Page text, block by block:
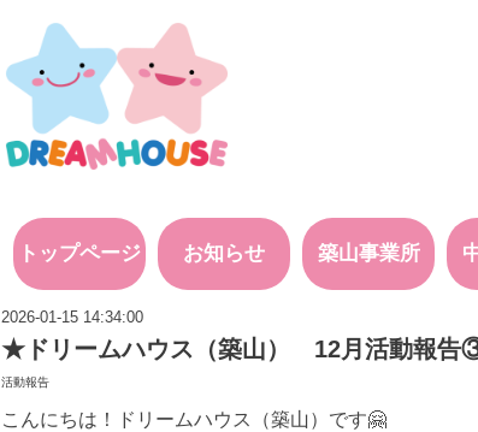
トップページ お知らせ 築山事業所
2026-01-15 14:34:00
★ドリームハウス（築山） 12月活動報
活動報告
こんにちは！ドリームハウス（築山）です🤗